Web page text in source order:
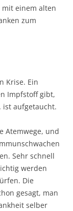
einem alten
zum
Krise. Ein
Impfstoff gibt,
ist aufgetaucht.
Atemwege, und
Sehr schnell
werden
Die
gesagt, man
selber